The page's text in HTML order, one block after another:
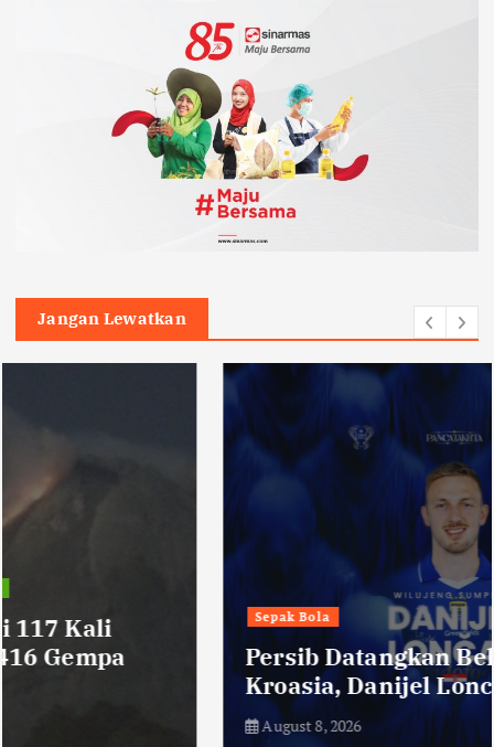
Jangan Lewatkan
Sepak Bola
Persib Datangkan Bek Tengah Asal
Kroasia, Danijel Loncar